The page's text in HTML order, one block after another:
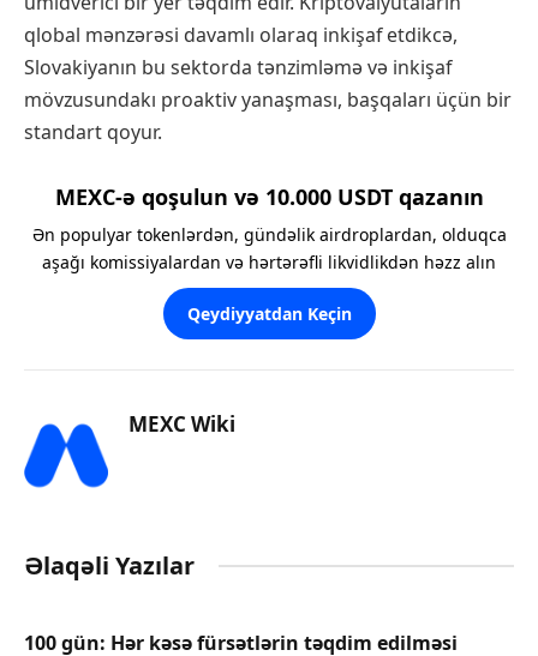
qlobal mənzərəsi davamlı olaraq inkişaf etdikcə,
Slovakiyanın bu sektorda tənzimləmə və inkişaf
mövzusundakı proaktiv yanaşması, başqaları üçün bir
standart qoyur.
MEXC-ə qoşulun və 10.000 USDT qazanın
Ən populyar tokenlərdən, gündəlik airdroplardan, olduqca
aşağı komissiyalardan və hərtərəfli likvidlikdən həzz alın
Qeydiyyatdan Keçin
MEXC Wiki
Əlaqəli Yazılar
100 gün: Hər kəsə fürsətlərin təqdim edilməsi